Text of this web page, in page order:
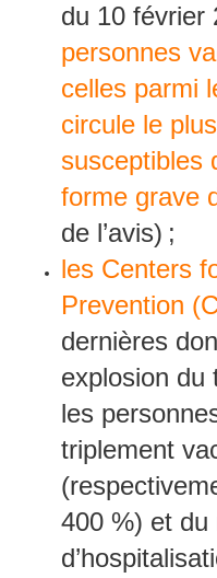
du 10 février
personnes
celles parmi
circule le
susceptibles
forme grave
de l’avis) ;
les Centers
Prevention
dernières
explosion du
les
triplement
400 %) et du